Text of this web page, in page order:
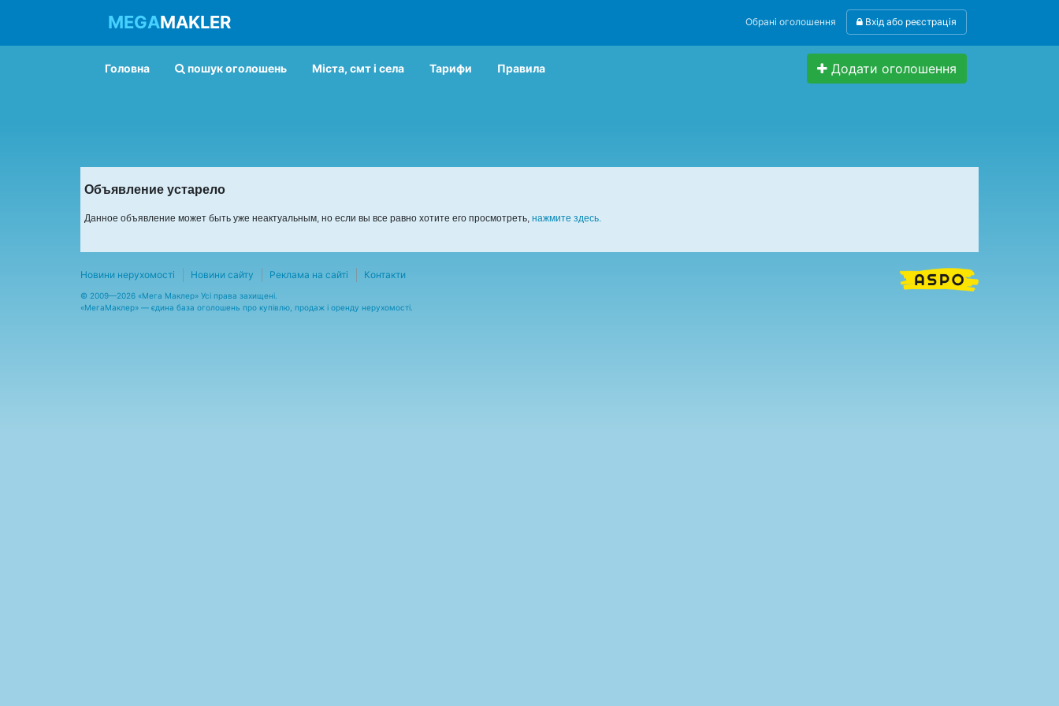
MEGAMAKLER Обрані оголошення Вхід або реєстрація
Головна пошук оголошень Міста, смт і села Тарифи Правила Додати оголошення
Объявление устарело
Данное объявление может быть уже неактуальным, но если вы все равно хотите его просмотреть, нажмите здесь.
Новини нерухомості Новини сайту Реклама на сайті Контакти
© 2009—2026 «Мега Маклер» Усі права захищені.
«МегаМаклер» — єдина база оголошень про купівлю, продаж і оренду нерухомості.